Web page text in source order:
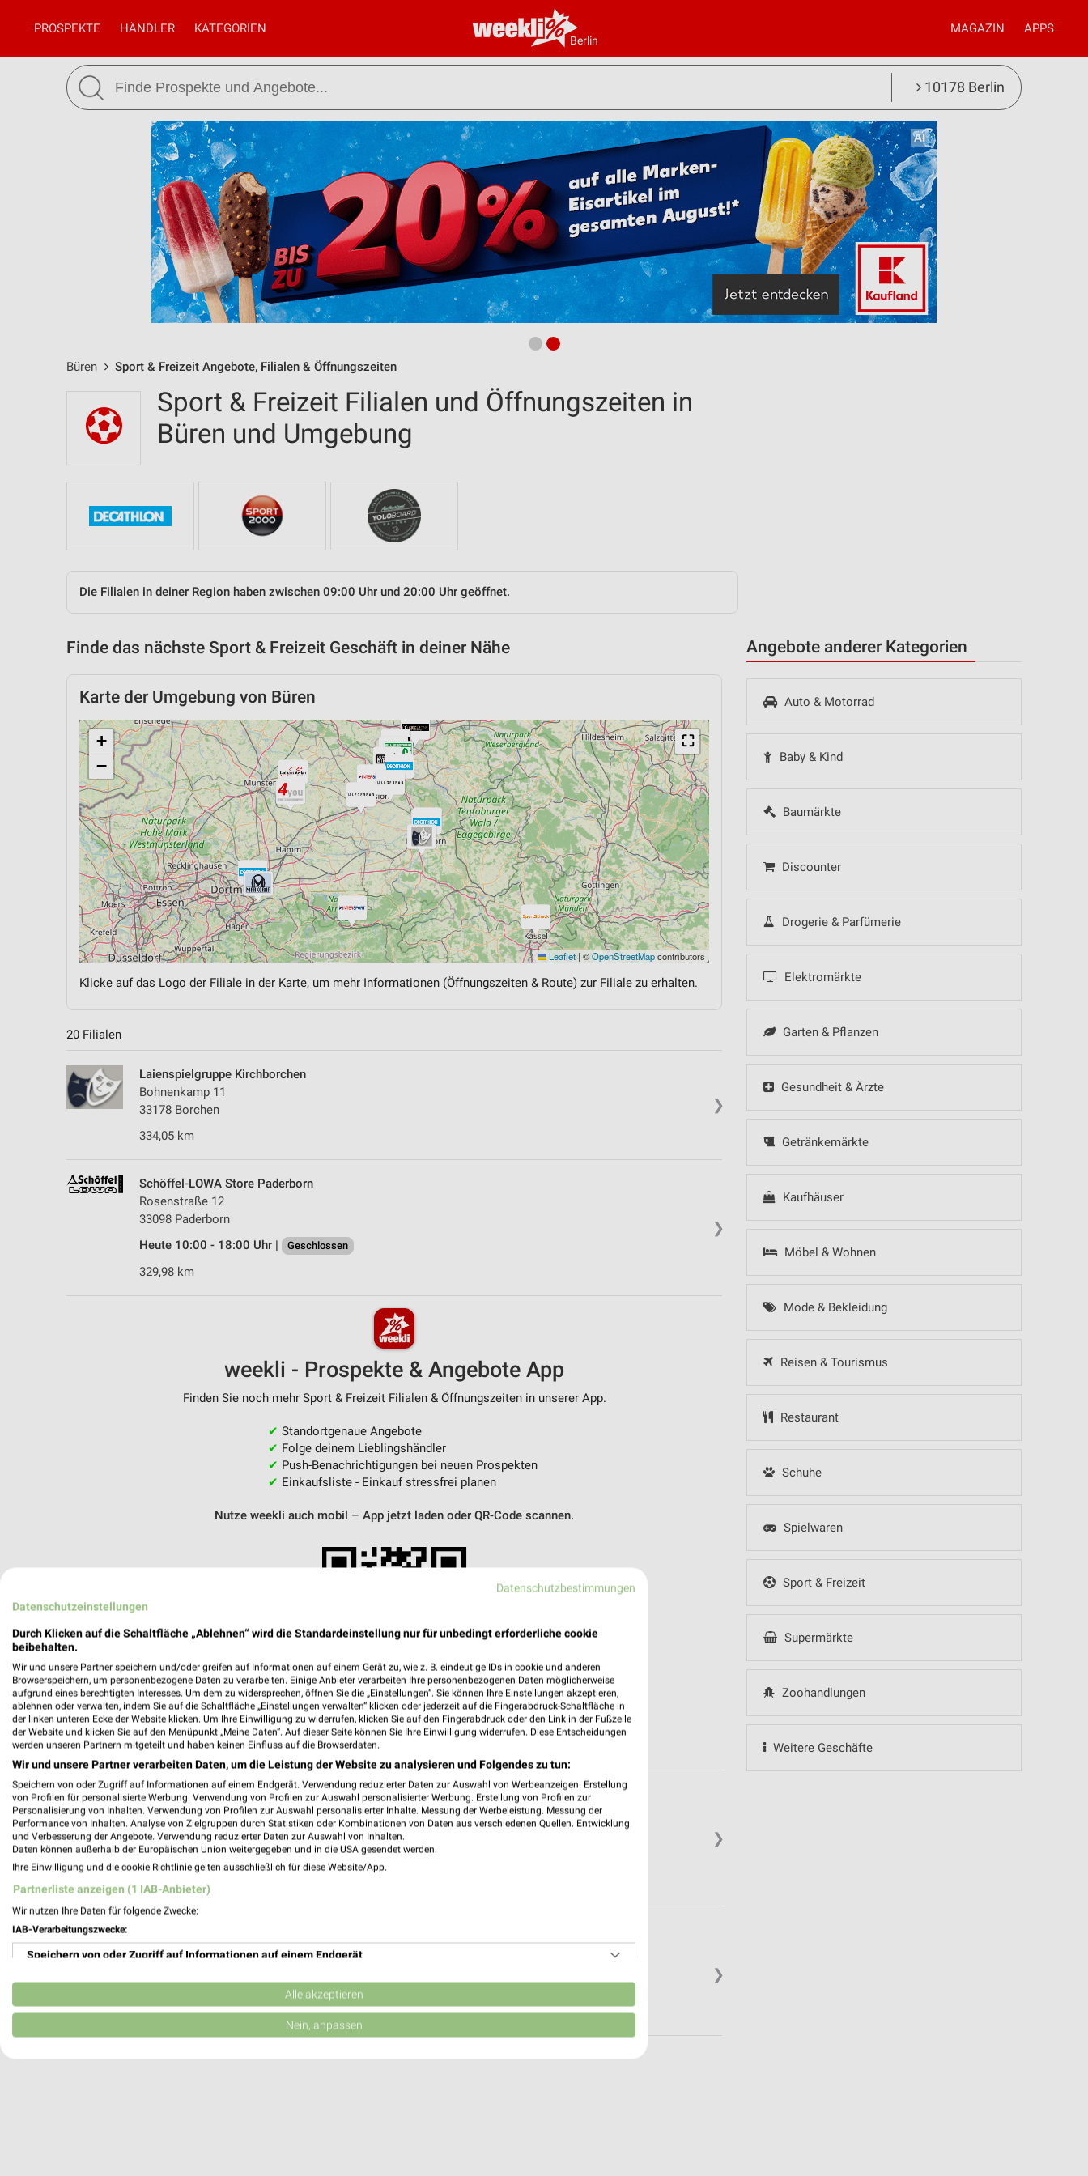
Berlin
PROSPEKTE HÄNDLER KATEGORIEN MAGAZIN APPS
10178 Berlin
Büren Sport & Freizeit Angebote, Filialen & Öffnungszeiten
Angebote anderer Kategorien
Auto & Motorrad
Baby & Kind
Baumärkte
Discounter
Drogerie & Parfümerie
Elektromärkte
Garten & Pflanzen
Gesundheit & Ärzte
Getränkemärkte
Kaufhäuser
Möbel & Wohnen
Mode & Bekleidung
Reisen & Tourismus
Restaurant
Schuhe
Spielwaren
Sport & Freizeit
Supermärkte
Zoohandlungen
Weitere Geschäfte
Sport & Freizeit Filialen und Öffnungszeiten in
Büren und Umgebung
Die Filialen in deiner Region haben zwischen 09:00 Uhr und 20:00 Uhr geöffnet.
Finde das nächste Sport & Freizeit Geschäft in deiner Nähe
Karte der Umgebung von Büren
⛶
+
−
Leaflet|©OpenStreetMapcontributors
Klicke auf das Logo der Filiale in der Karte, um mehr Informationen (Öffnungszeiten & Route) zur Filiale zu erhalten.
20 Filialen
❯
Laienspielgruppe Kirchborchen
Bohnenkamp 11
33178 Borchen
334,05 km
❯
Schöffel-LOWA Store Paderborn
Rosenstraße 12
33098 Paderborn
Heute 10:00 - 18:00 Uhr |
Geschlossen
329,98 km
weekli - Prospekte & Angebote App
Finden Sie noch mehr Sport & Freizeit Filialen & Öffnungszeiten in unserer App.
✔ Standortgenaue Angebote
✔ Folge deinem Lieblingshändler
✔ Push-Benachrichtigungen bei neuen Prospekten
✔ Einkaufsliste - Einkauf stressfrei planen
Nutze weekli auch mobil – App jetzt laden oder QR-Code scannen.
❯
DECATHLON Paderborn
Kamp 30-32
33098 Paderborn
Heute 10:00 - 19:00 Uhr | Geschlossen
329,58 km
❯
Detmolder Straße 44-46
Geschlossen
328,85 km
Datenschutzbestimmungen
Datenschutzeinstellungen
Durch Klicken auf die Schaltfläche „Ablehnen“ wird die Standardeinstellung nur für unbedingt erforderliche cookie
beibehalten.
Wir und unsere Partner speichern und/oder greifen auf Informationen auf einem Gerät zu, wie z. B. eindeutige IDs in cookie und anderen
Browserspeichern, um personenbezogene Daten zu verarbeiten. Einige Anbieter verarbeiten Ihre personenbezogenen Daten möglicherweise
aufgrund eines berechtigten Interesses. Um dem zu widersprechen, öffnen Sie die „Einstellungen“. Sie können Ihre Einstellungen akzeptieren,
ablehnen oder verwalten, indem Sie auf die Schaltfläche „Einstellungen verwalten“ klicken oder jederzeit auf die Fingerabdruck-Schaltfläche in
der linken unteren Ecke der Website klicken. Um Ihre Einwilligung zu widerrufen, klicken Sie auf den Fingerabdruck oder den Link in der Fußzeile
der Website und klicken Sie auf den Menüpunkt „Meine Daten“. Auf dieser Seite können Sie Ihre Einwilligung widerrufen. Diese Entscheidungen
werden unseren Partnern mitgeteilt und haben keinen Einfluss auf die Browserdaten.
Wir und unsere Partner verarbeiten Daten, um die Leistung der Website zu analysieren und Folgendes zu tun:
Speichern von oder Zugriff auf Informationen auf einem Endgerät. Verwendung reduzierter Daten zur Auswahl von Werbeanzeigen. Erstellung
von Profilen für personalisierte Werbung. Verwendung von Profilen zur Auswahl personalisierter Werbung. Erstellung von Profilen zur
Personalisierung von Inhalten. Verwendung von Profilen zur Auswahl personalisierter Inhalte. Messung der Werbeleistung. Messung der
Performance von Inhalten. Analyse von Zielgruppen durch Statistiken oder Kombinationen von Daten aus verschiedenen Quellen. Entwicklung
und Verbesserung der Angebote. Verwendung reduzierter Daten zur Auswahl von Inhalten.
Daten können außerhalb der Europäischen Union weitergegeben und in die USA gesendet werden.
Ihre Einwilligung und die cookie Richtlinie gelten ausschließlich für diese Website/App.
Partnerliste anzeigen (1 IAB-Anbieter)
Wir nutzen Ihre Daten für folgende Zwecke:
IAB-Verarbeitungszwecke:
Speichern von oder Zugriff auf Informationen auf einem Endgerät
Verwendung reduzierter Daten zur Auswahl von Werbeanzeigen
Erstellung von Profilen für personalisierte Werbung
Alle akzeptieren
Nein, anpassen